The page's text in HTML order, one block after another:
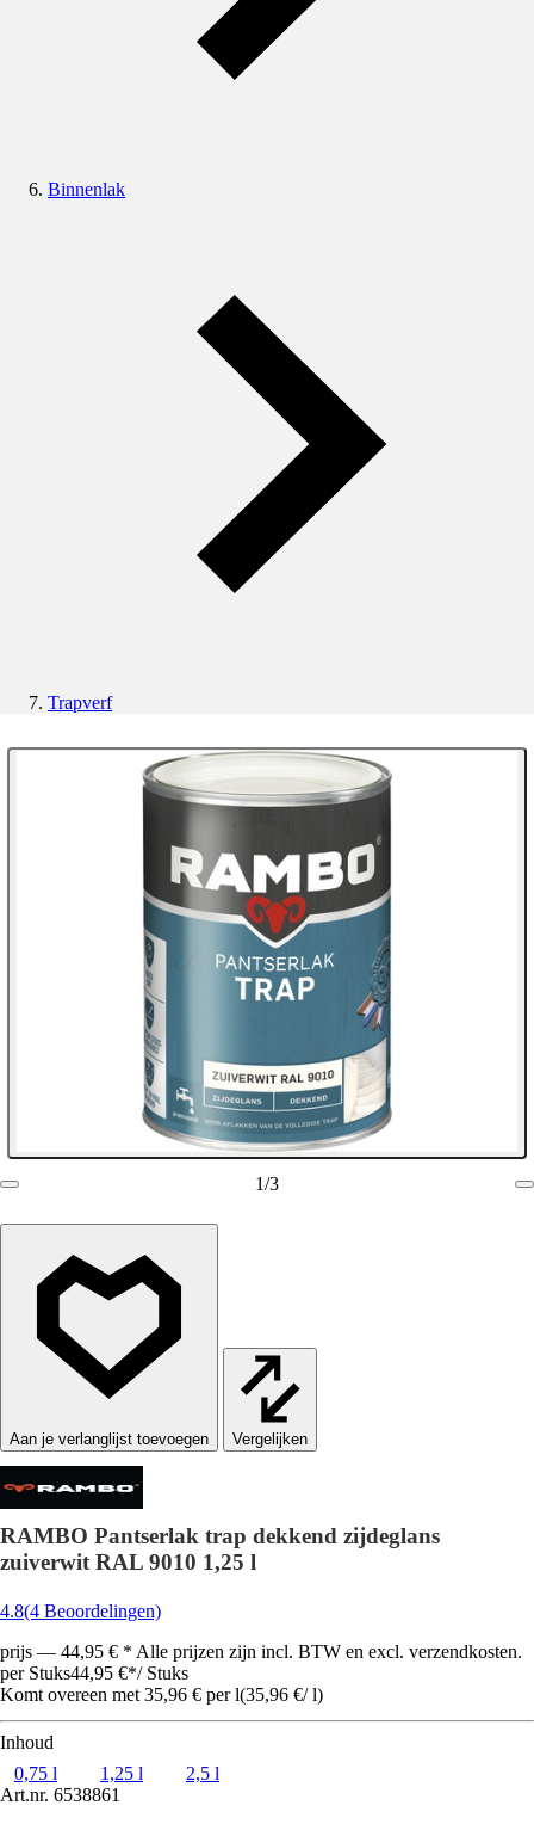
Binnenlak
Trapverf
1/3
Vergelijken
RAMBO Pantserlak trap dekkend zijdeglans
zuiverwit RAL 9010 1,25 l
4.8(4 Beoordelingen)
prijs — 44,95 € * Alle prijzen zijn incl. BTW en excl. verzendkosten.
per Stuks44,95 €*/ Stuks
Komt overeen met 35,96 € per l(35,96 €/ l)
Inhoud
0,75 l
1,25 l
2,5 l
Art.nr. 6538861